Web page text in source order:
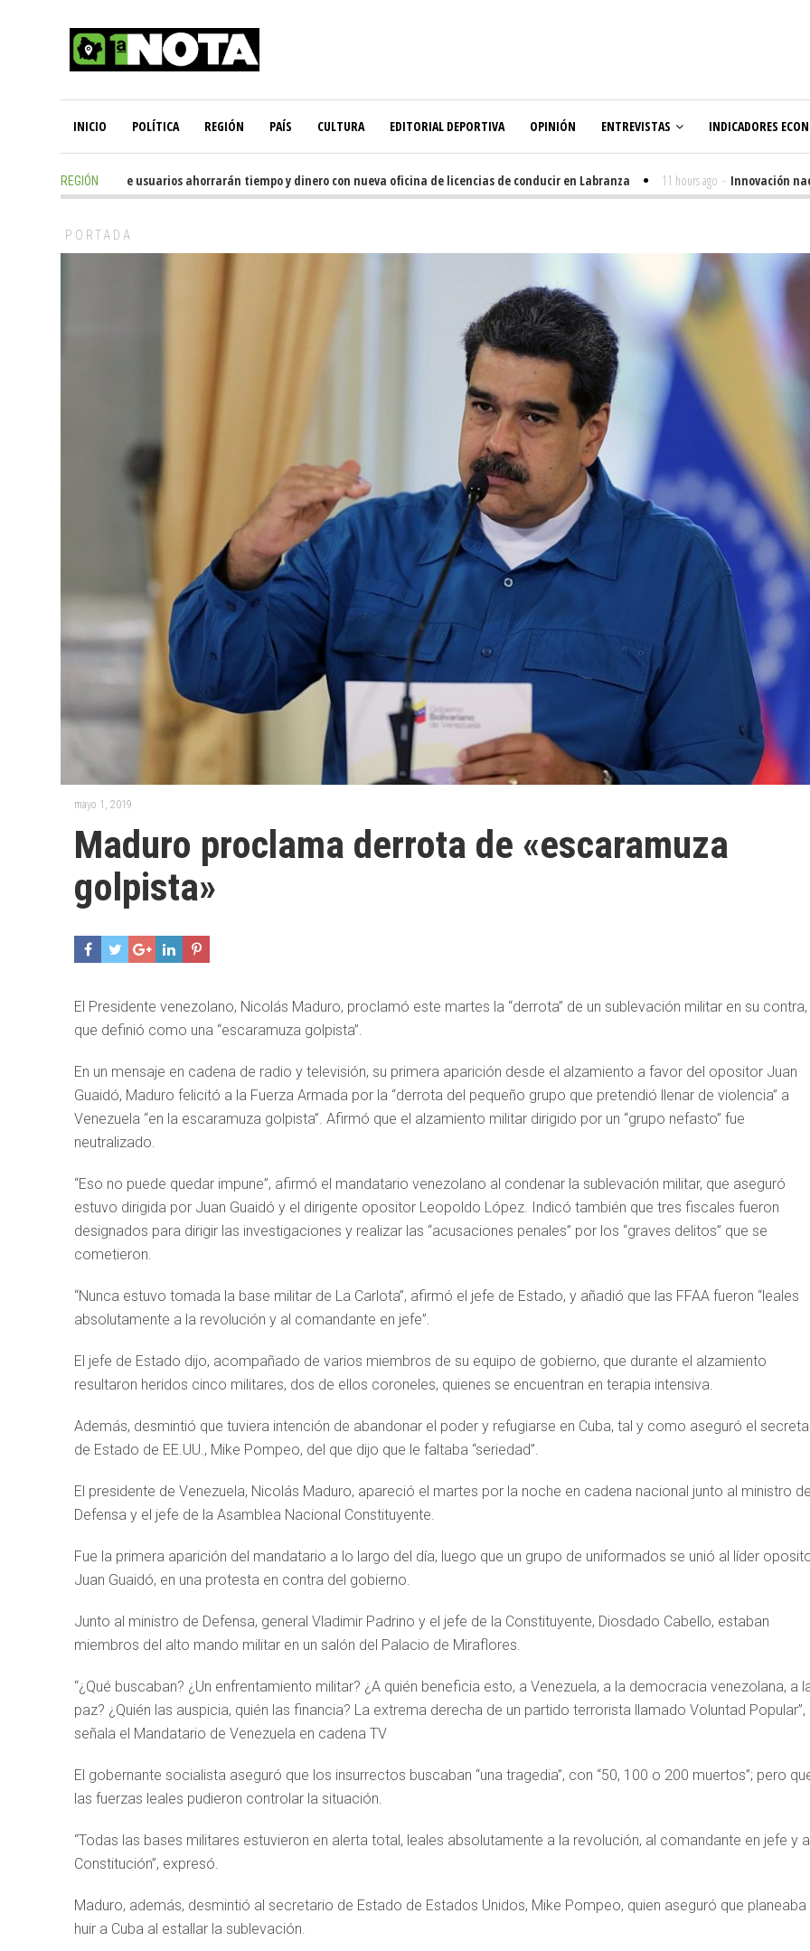
INICIO POLÍTICA REGIÓN PAÍS CULTURA EDITORIAL DEPORTIVA OPINIÓN ENTREVISTAS INDICADORES
REGIÓN
Miles de usuarios ahorrarán tiempo y dinero con nueva oficina de licencias de conducir en Labranza 11 hours ago - Innovación nacida
PORTADA
mayo 1, 2019
Maduro proclama derrota de «escaramuza
golpista»
El Presidente venezolano, Nicolás Maduro, proclamó este martes la “derrota” de un sublevación militar en su contra,
que definió como una “escaramuza golpista”.
En un mensaje en cadena de radio y televisión, su primera aparición desde el alzamiento a favor del opositor Juan
Guaidó, Maduro felicitó a la Fuerza Armada por la “derrota del pequeño grupo que pretendió llenar de violencia” a
Venezuela “en la escaramuza golpista”. Afirmó que el alzamiento militar dirigido por un “grupo nefasto” fue
neutralizado.
“Eso no puede quedar impune”, afirmó el mandatario venezolano al condenar la sublevación militar, que aseguró
estuvo dirigida por Juan Guaidó y el dirigente opositor Leopoldo López. Indicó también que tres fiscales fueron
designados para dirigir las investigaciones y realizar las “acusaciones penales” por los “graves delitos” que se
cometieron.
“Nunca estuvo tomada la base militar de La Carlota”, afirmó el jefe de Estado, y añadió que las FFAA fueron “leales
absolutamente a la revolución y al comandante en jefe”.
El jefe de Estado dijo, acompañado de varios miembros de su equipo de gobierno, que durante el alzamiento
resultaron heridos cinco militares, dos de ellos coroneles, quienes se encuentran en terapia intensiva.
Además, desmintió que tuviera intención de abandonar el poder y refugiarse en Cuba, tal y como aseguró el
de Estado de EE.UU., Mike Pompeo, del que dijo que le faltaba “seriedad”.
El presidente de Venezuela, Nicolás Maduro, apareció el martes por la noche en cadena nacional junto al ministro
Defensa y el jefe de la Asamblea Nacional Constituyente.
Fue la primera aparición del mandatario a lo largo del día, luego que un grupo de uniformados se unió al líder
Juan Guaidó, en una protesta en contra del gobierno.
Junto al ministro de Defensa, general Vladimir Padrino y el jefe de la Constituyente, Diosdado Cabello, estaban
miembros del alto mando militar en un salón del Palacio de Miraflores.
“¿Qué buscaban? ¿Un enfrentamiento militar? ¿A quién beneficia esto, a Venezuela, a la democracia venezolana, a
paz? ¿Quién las auspicia, quién las financia? La extrema derecha de un partido terrorista llamado Voluntad Popular”,
señala el Mandatario de Venezuela en cadena TV
El gobernante socialista aseguró que los insurrectos buscaban “una tragedia”, con “50, 100 o 200 muertos”; pero
las fuerzas leales pudieron controlar la situación.
“Todas las bases militares estuvieron en alerta total, leales absolutamente a la revolución, al comandante en jefe y
Constitución”, expresó.
Maduro, además, desmintió al secretario de Estado de Estados Unidos, Mike Pompeo, quien aseguró que planeaba
huir a Cuba al estallar la sublevación.